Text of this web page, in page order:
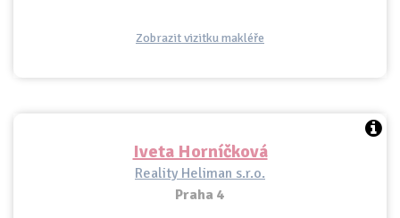
Zobrazit vizitku makléře
Iveta Horníčková
Reality Heliman s.r.o.
Praha 4